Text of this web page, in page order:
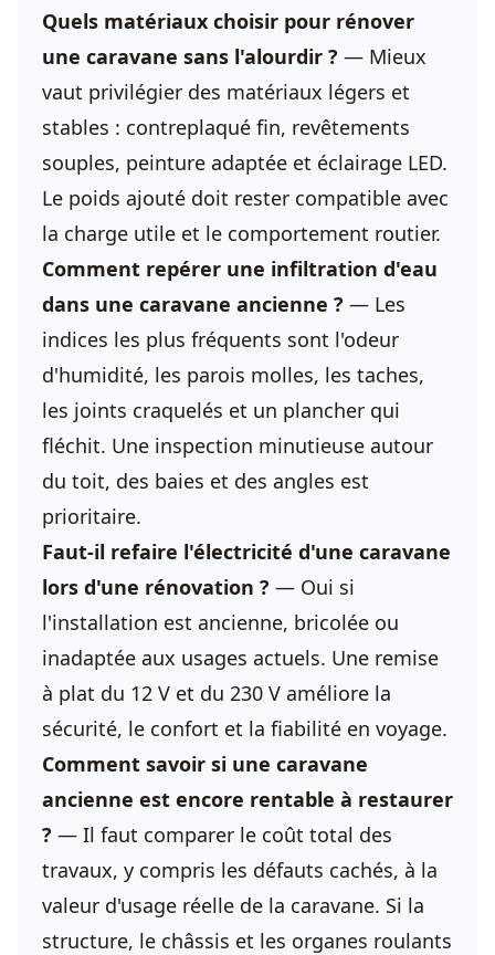
Quels matériaux choisir pour rénover
une caravane sans l'alourdir ? — Mieux
vaut privilégier des matériaux légers et
stables : contreplaqué fin, revêtements
souples, peinture adaptée et éclairage LED.
Le poids ajouté doit rester compatible avec
la charge utile et le comportement routier.
Comment repérer une infiltration d'eau
dans une caravane ancienne ? — Les
indices les plus fréquents sont l'odeur
d'humidité, les parois molles, les taches,
les joints craquelés et un plancher qui
fléchit. Une inspection minutieuse autour
du toit, des baies et des angles est
prioritaire.
Faut-il refaire l'électricité d'une caravane
lors d'une rénovation ? — Oui si
l'installation est ancienne, bricolée ou
inadaptée aux usages actuels. Une remise
à plat du 12 V et du 230 V améliore la
sécurité, le confort et la fiabilité en voyage.
Comment savoir si une caravane
ancienne est encore rentable à restaurer
? — Il faut comparer le coût total des
travaux, y compris les défauts cachés, à la
valeur d'usage réelle de la caravane. Si la
structure, le châssis et les organes roulants